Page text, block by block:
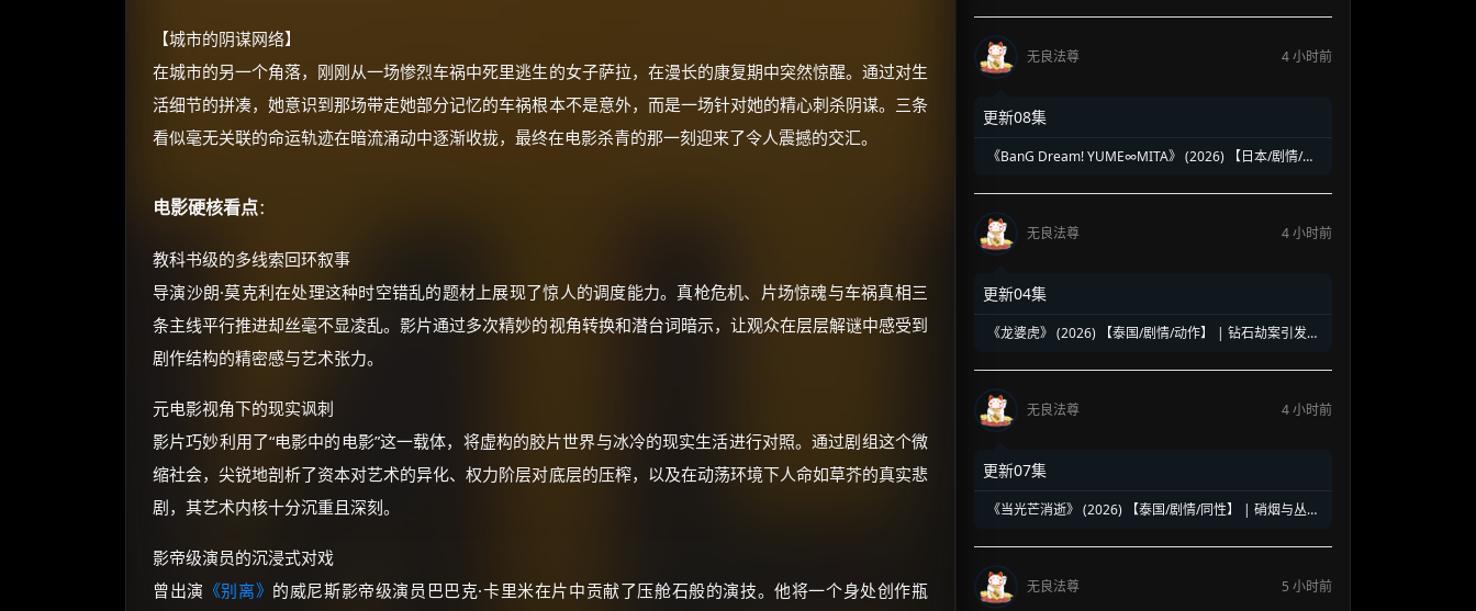
【城市的阴谋网络】
在城市的另一个角落，刚刚从一场惨烈车祸中死里逃生的女子萨拉，在漫长的康复期中突然惊醒。通过对生
活细节的拼凑，她意识到那场带走她部分记忆的车祸根本不是意外，而是一场针对她的精心刺杀阴谋。三条
看似毫无关联的命运轨迹在暗流涌动中逐渐收拢，最终在电影杀青的那一刻迎来了令人震撼的交汇。
电影硬核看点：
教科书级的多线索回环叙事
导演沙朗·莫克利在处理这种时空错乱的题材上展现了惊人的调度能力。真枪危机、片场惊魂与车祸真相三
条主线平行推进却丝毫不显凌乱。影片通过多次精妙的视角转换和潜台词暗示，让观众在层层解谜中感受到
剧作结构的精密感与艺术张力。
元电影视角下的现实讽刺
影片巧妙利用了“电影中的电影”这一载体，将虚构的胶片世界与冰冷的现实生活进行对照。通过剧组这个微
缩社会，尖锐地剖析了资本对艺术的异化、权力阶层对底层的压榨，以及在动荡环境下人命如草芥的真实悲
剧，其艺术内核十分沉重且深刻。
影帝级演员的沉浸式对戏
曾出演 《别离》 的威尼斯影帝级演员巴巴克·卡里米在片中贡献了压舱石般的演技。他将一个身处创作瓶
无良法尊 4 小时前
更新08集
《BanG Dream! YUME∞MITA》 (2026) 【日本/剧情/动
少女成长物语
无良法尊
4 小时前
更新04集
《龙婆虎》 (2026) 【泰国/剧情/动作】 | 钻石劫案引发的
无良法尊 4 小时前
更新07集
《当光芒消逝》 (2026) 【泰国/剧情/同性】 | 硝烟与丛林
无良法尊 5 小时前
☕
朋友们辛苦了 💦
你需要的各种会员，都可低价购买！
⚡ 前往【大淘客】领红包